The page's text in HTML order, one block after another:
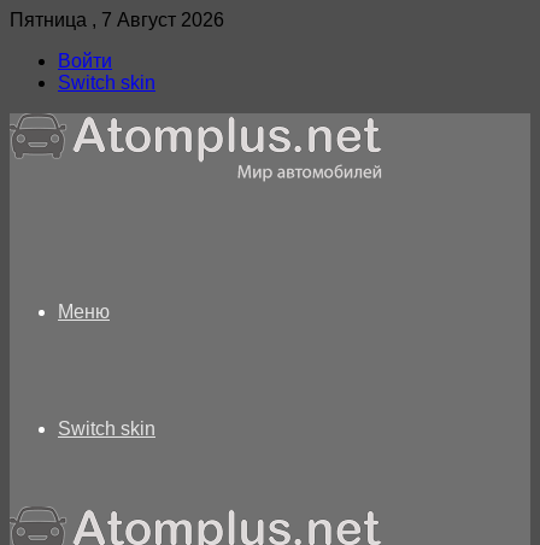
Пятница , 7 Август 2026
Войти
Switch skin
Меню
Switch skin